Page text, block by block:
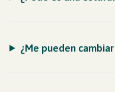
¿Me pueden